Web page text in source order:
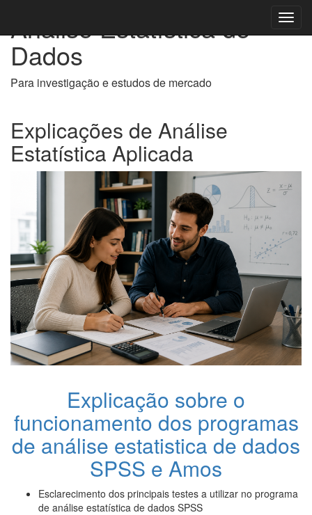
Análise Estatística de
Dados
Para investigação e estudos de mercado
Explicações de Análise
Estatística Aplicada
Explicação sobre o
funcionamento dos programas
de análise estatistica de dados
SPSS e Amos
Esclarecimento dos principais testes a utilizar no programa
de análise estatística de dados SPSS